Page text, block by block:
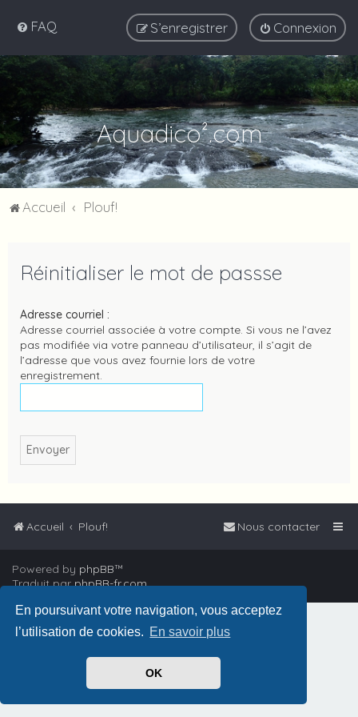
En poursuivant votre navigation, vous acceptez
l’utilisation de cookies. En savoir plus
OK
FAQ Connexion
S’enregistrer
Aquadico².com
Accueil Plouf!
Réinitialiser le mot de passse
Adresse courriel :
Adresse courriel associée à votre compte. Si vous ne l’avez
pas modifiée via votre panneau d’utilisateur, il s’agit de
l’adresse que vous avez fournie lors de votre
enregistrement.
Accueil Plouf! Nous contacter
Powered by phpBB™
Traduit parphpBB-fr.com